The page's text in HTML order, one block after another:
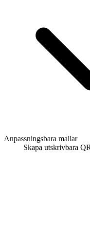
Anpassningsbara mallar
Skapa utskrivbara